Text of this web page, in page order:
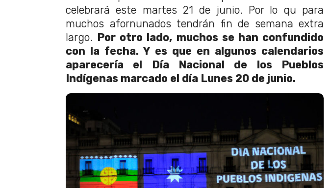
celebrará este martes 21 de junio. Por lo qu para
muchos afornunados tendrán fin de semana extra
largo. Por otro lado, muchos se han confundido
con la fecha. Y es que en algunos calendarios
aparecería el Día Nacional de los Pueblos
Indígenas marcado el día Lunes 20 de junio.